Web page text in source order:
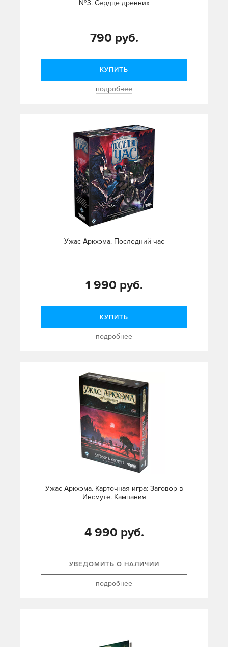
№3. Сердце древних
790 руб.
КУПИТЬ
подробнее
Ужас Аркхэма. Последний час
1 990 руб.
КУПИТЬ
подробнее
Ужас Аркхэма. Карточная игра: Заговор в
Инсмуте. Кампания
4 990 руб.
УВЕДОМИТЬ О НАЛИЧИИ
подробнее